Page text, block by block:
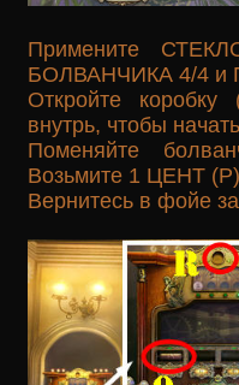
Примените
БОЛВАНЧИКА 4/4
Откройте
внутрь, чтобы
Поменяйте
Возьмите 1 ЦЕНТ
Вернитесь в фойе